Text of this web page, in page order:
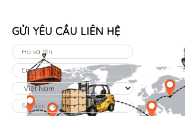
GỬI YÊU CẦU LIÊN HỆ